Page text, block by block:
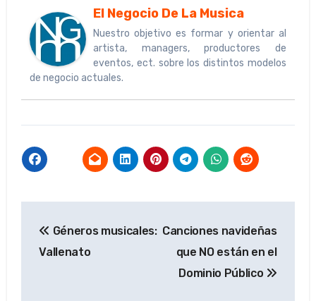
El Negocio De La Musica
Nuestro objetivo es formar y orientar al
artista, managers, productores de
eventos, ect. sobre los distintos modelos
de negocio actuales.
de
Géneros musicales:
Vallenato
Canciones navideñas
que NO están en el
Dominio Público